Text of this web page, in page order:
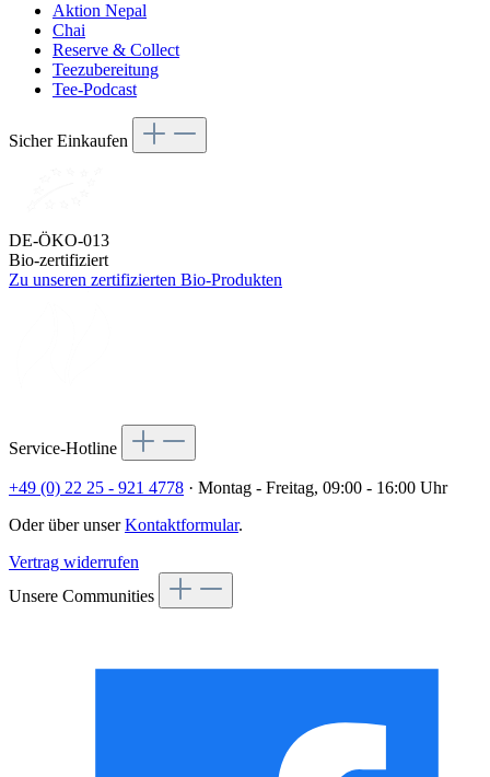
Aktion Nepal
Chai
Reserve & Collect
Teezubereitung
Tee-Podcast
Sicher Einkaufen
DE-ÖKO-013
Bio-zertifiziert
Zu unseren zertifizierten Bio-Produkten
Service-Hotline
+49 (0) 22 25 - 921 4778 · Montag - Freitag, 09:00 - 16:00 Uhr
Oder über unserKontaktformular.
Vertrag widerrufen
Unsere Communities